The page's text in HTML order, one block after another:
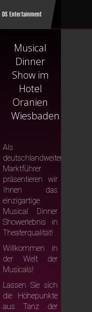
DS Entertainment
Musical
Dinner
Show im
Hotel
Oranien
Wiesbaden
Als
deutschlandweiter
Marktführer
präsentieren wir
Ihnen das
einzigartige
Musical Dinner
Showerlebnis in
Theaterqualität!
Willkommen in
der Welt der
Musicals!
Lassen Sie sich
die Höhepunkte
aus Tanz der